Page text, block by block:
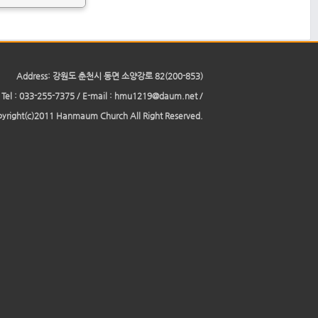
Address: 강원도 춘천시 동면 소양강로 82(200-853)
Tel : 033-255-7375 / E-mail : hmu1219@daum.net /
Hanmaum Church All Right Reserved.